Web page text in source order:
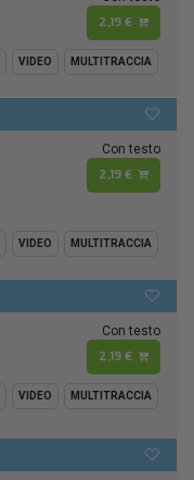
2,19 €
VIDEO MULTITRACCIA
Con testo
2,19 €
VIDEO MULTITRACCIA
Con testo
2,19 €
VIDEO MULTITRACCIA